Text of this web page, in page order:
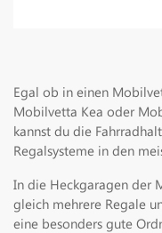
Egal ob in einen
Mobilvetta Kea oder
kannst du die
Regalsysteme in den
In die Heckgaragen der
gleich mehrere Regale
eine besonders gute